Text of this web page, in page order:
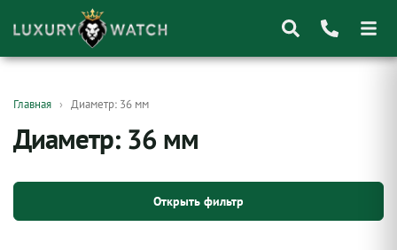
товаров
Главная Диаметр: 36 мм
Диаметр: 36 мм
Открыть фильтр